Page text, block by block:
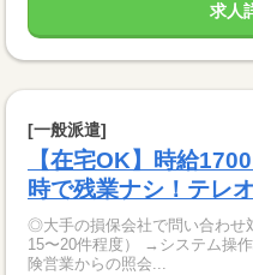
求人
[一般派遣]
【在宅OK】時給
時で残業ナシ！テレ
◎大手の損保会社で問い合わせ対応のお仕事 ・
15〜20件程度） →システム操
険営業からの照会...